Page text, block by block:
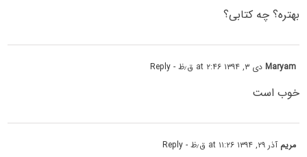
بهتره؟ چه کتابی؟
Maryamدی ۳, ۱۳۹۴ at ۲:۴۶ ق٫ظ - Reply
خوب است
مریم آذر ۲۹, ۱۳۹۴ at ۱۱:۲۶ ق٫ظ - Reply